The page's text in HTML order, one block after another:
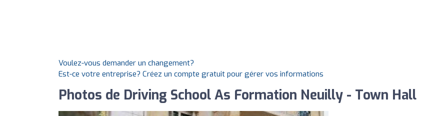
Voulez-vous demander un changement?
Est-ce votre entreprise? Créez un compte gratuit pour gérer vos informations
Photos de Driving School As Formation Neuilly - Town Hall